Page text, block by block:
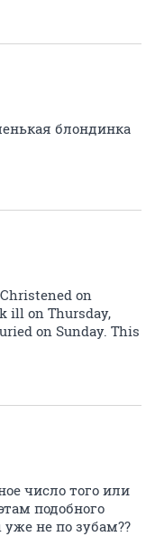
блондинка
on
ill on Thursday,
on Sunday. This
число того или
подобного
не по зубам??